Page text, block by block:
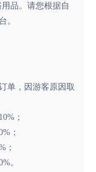
品。请您根据自
。
单，因游客原因取
；
；
；
。